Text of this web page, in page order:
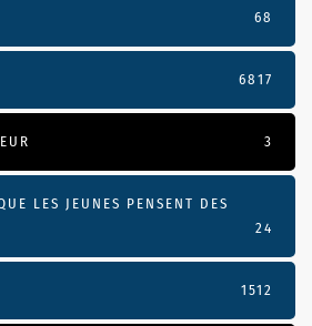
68
6817
3
LES JEUNES PENSENT DES
24
1512